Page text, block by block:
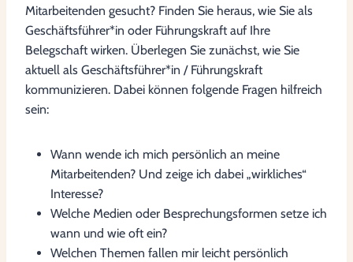
Mitarbeitenden gesucht? Finden Sie heraus, wie Sie als
Geschäftsführer*in oder Führungskraft auf Ihre
Belegschaft wirken. Überlegen Sie zunächst, wie Sie
aktuell als Geschäftsführer*in / Führungskraft
kommunizieren. Dabei können folgende Fragen hilfreich
sein:
Wann wende ich mich persönlich an meine
Mitarbeitenden? Und zeige ich dabei „wirkliches“
Interesse?
Welche Medien oder Besprechungsformen setze ich
wann und wie oft ein?
Welchen Themen fallen mir leicht persönlich